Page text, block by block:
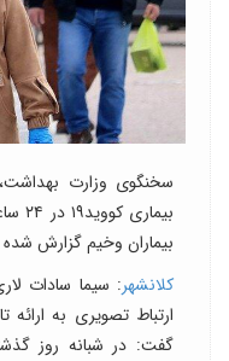
سخنگوی وزارت بهداشت،
بیماران وخیم گزارش
کلانشهر
ارتباط تصویری به ارائه